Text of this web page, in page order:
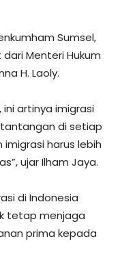
Sumsel,
Menteri Hukum
H. Laoly.
ini artinya imigrasi
di setiap
imigrasi harus lebih
ujar Ilham Jaya.
di Indonesia
tetap menjaga
prima kepada